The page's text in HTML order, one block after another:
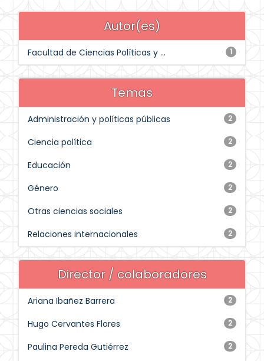
Autor(es)
1
Facultad de Ciencias Políticas y ...
Temas
2
Administración y políticas públicas
2
Ciencia política
2
Educación
2
Género
2
Otras ciencias sociales
2
Relaciones internacionales
Director / colaboradores
2
Ariana Ibañez Barrera
2
Hugo Cervantes Flores
2
Paulina Pereda Gutiérrez